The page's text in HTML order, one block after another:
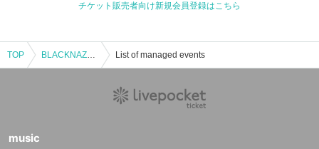
チケット販売者向け新規会員登録はこちら
TOP BLACKNAZARENE定期公演「宣教」 List of managed events
music